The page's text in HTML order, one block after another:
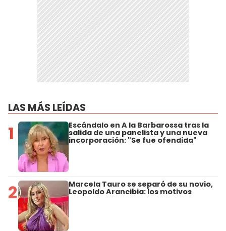
LAS MÁS LEÍDAS
1 Escándalo en A la Barbarossa tras la
salida de una panelista y una nueva
incorporación: "Se fue ofendida"
2 Marcela Tauro se separó de su novio,
Leopoldo Arancibia: los motivos